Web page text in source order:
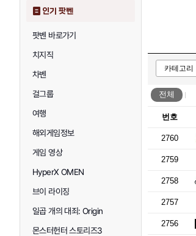
인기 팟벤
팟벤 바로가기
치지직
차벤
걸그룹
여행
해외게임정보
게임 영상
HyperX OMEN
브이 라이징
일곱 개의 대죄: Origin
몬스터헌터 스토리즈3
전체
번호
2760
2759
2758
2757
2756